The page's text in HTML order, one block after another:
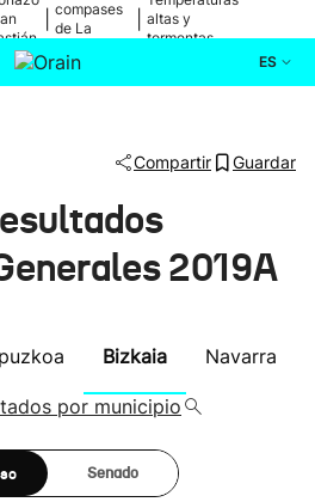
compases
de La
altas y
tormentas
ES
Compartir Guardar
2019A
Bizkaia Navarra
por municipio
Senado